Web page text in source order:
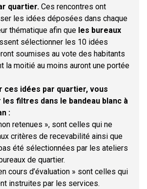
quartier. Ces rencontres ont
les idées déposées dans chaque
thématique afin que les bureaux
sélectionner les 10 idées
soumises au vote des habitants
la moitié au moins auront une portée
ces idées par quartier, vous
filtres dans le bandeau blanc à
:
retenues », sont celles qui ne
critères de recevabilité ainsi que
été sélectionnées par les ateliers
de quartier.
cours d’évaluation » sont celles qui
instruites par les services.